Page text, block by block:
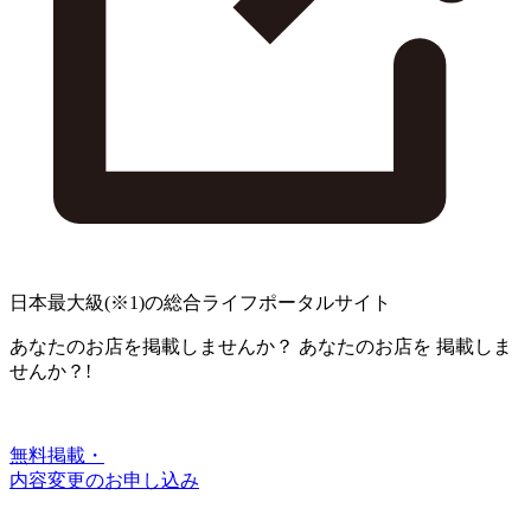
日本最大級(※1)の総合ライフポータルサイト
あなたのお店を掲載しませんか？ あなたのお店を 掲載しま
せんか？!
無料掲載・
内容変更のお申し込み